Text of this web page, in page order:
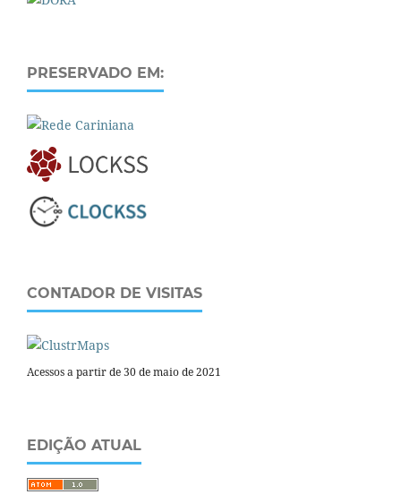
PRESERVADO EM:
CONTADOR DE VISITAS
Acessos a partir de 30 de maio de 2021
EDIÇÃO ATUAL